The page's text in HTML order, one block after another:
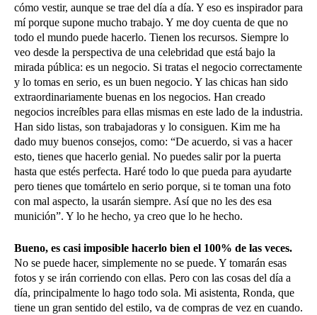
cómo vestir, aunque se trae del día a día. Y eso es inspirador para
mí porque supone mucho trabajo. Y me doy cuenta de que no
todo el mundo puede hacerlo. Tienen los recursos. Siempre lo
veo desde la perspectiva de una celebridad que está bajo la
mirada pública: es un negocio. Si tratas el negocio correctamente
y lo tomas en serio, es un buen negocio. Y las chicas han sido
extraordinariamente buenas en los negocios. Han creado
negocios increíbles para ellas mismas en este lado de la industria.
Han sido listas, son trabajadoras y lo consiguen. Kim me ha
dado muy buenos consejos, como: “De acuerdo, si vas a hacer
esto, tienes que hacerlo genial. No puedes salir por la puerta
hasta que estés perfecta. Haré todo lo que pueda para ayudarte
pero tienes que tomártelo en serio porque, si te toman una foto
con mal aspecto, la usarán siempre. Así que no les des esa
munición”. Y lo he hecho, ya creo que lo he hecho.
Bueno, es casi imposible hacerlo bien el 100% de las veces.
No se puede hacer, simplemente no se puede. Y tomarán esas
fotos y se irán corriendo con ellas. Pero con las cosas del día a
día, principalmente lo hago todo sola. Mi asistenta, Ronda, que
tiene un gran sentido del estilo, va de compras de vez en cuando.